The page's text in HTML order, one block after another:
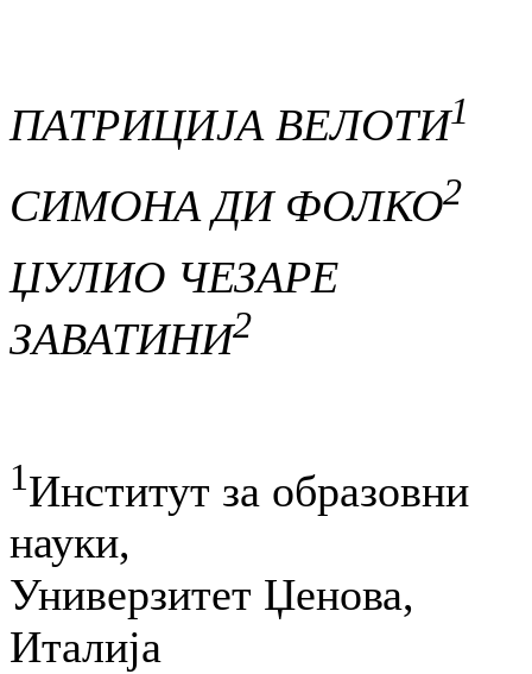
ПАТРИЦИЈА ВЕЛОТИ1
СИМОНА ДИ ФОЛКО2
ЏУЛИО ЧЕЗАРЕ
ЗАВАТИНИ2
1Институт за образовни
науки,
Универзитет Џенова,
Италија